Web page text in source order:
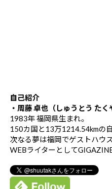
自己紹介
・周藤 卓也（しゅうとう たく
1983年 福岡県生まれ。
150カ国と13万1214.54kmの
次なる夢は福岡でゲストハウ
WEBライターとして